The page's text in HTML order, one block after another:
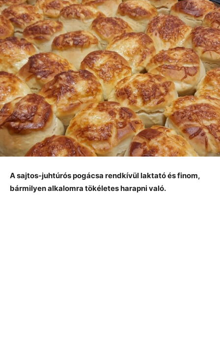
A sajtos-juhtúrós pogácsa rendkívül laktató és finom,
bármilyen alkalomra tökéletes harapni való.